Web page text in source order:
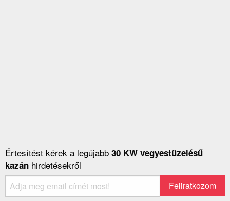
Értesítést kérek a legújabb 30 KW vegyestüzelésű
kazán hirdetésekről